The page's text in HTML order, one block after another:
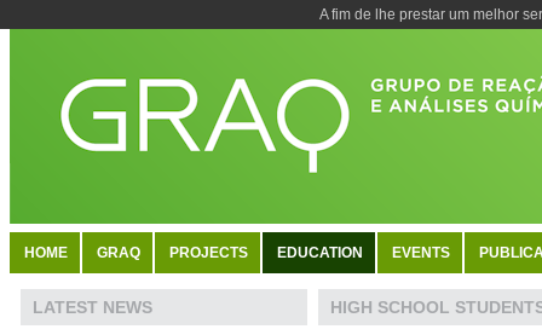
A fim de lhe prestar um melhor
HOME GRAQ PROJECTS EDUCATION EVENTS
LATEST NEWS HIGH SCHOOL